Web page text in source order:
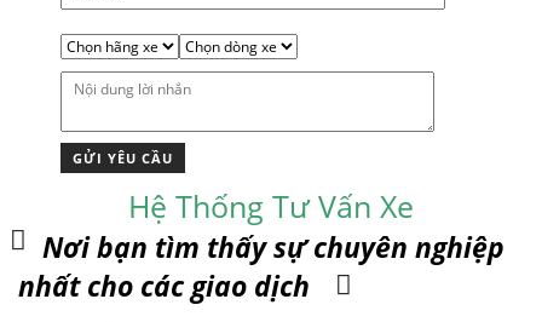
Hệ Thống Tư Vấn Xe
Nơi bạn tìm thấy sự chuyên nghiệp
nhất cho các giao dịch